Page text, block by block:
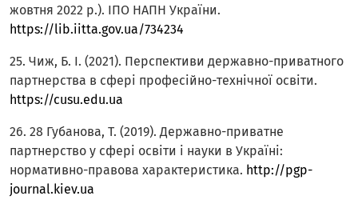
жовтня 2022 р.). ІПО НАПН України.
https://lib.iitta.gov.ua/734234
25. Чиж, Б. І. (2021). Перспективи державно-приватного
партнерства в сфері професійно-технічної освіти.
https://cusu.edu.ua
26. 28 Губанова, Т. (2019). Державно-приватне
партнерство у сфері освіти і науки в Україні:
нормативно-правова характеристика. http://pgp-
journal.kiev.ua